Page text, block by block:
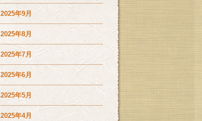
2025年9月
2025年8月
2025年7月
2025年6月
2025年5月
2025年4月